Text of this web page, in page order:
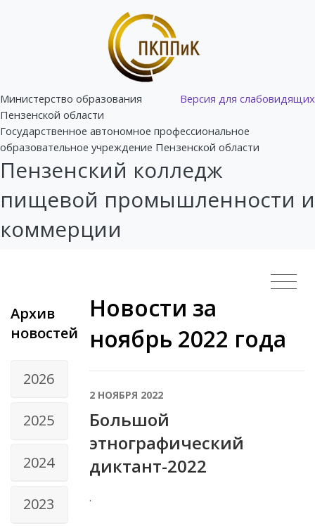
Версия для слабовидящих
Министерство образования
Пензенской области
Государственное автономное профессиональное
образовательное учреждение Пензенской области
Пензенский колледж
пищевой промышленности и
коммерции
Архив
новостей
2026
2025
2024
2023
Новости за
ноябрь 2022 года
2 НОЯБРЯ 2022
Большой
этнографический
диктант-2022
.